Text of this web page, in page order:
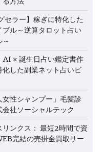
セラー】稼ぎに特化した
ル～逆算タロット占い
AI × 誕生日占い鑑定書作
した副業ネット占いビ
女性シャンプー」毛髪診
社ソーシャルテック
ンクス： 最短2時間で資
完結の売掛金買取サー